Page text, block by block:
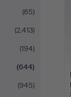
(65)
(2.413)
(194)
(644)
(945)